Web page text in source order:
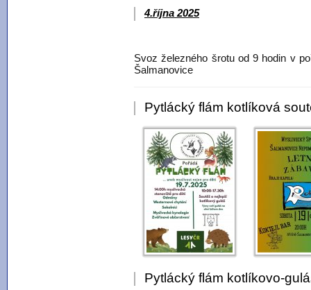
4.října 2025
Svoz železného šrotu od 9 hodin v
Šalmanovice
Pytlácký flám kotlíková
Pytlácký flám kotlíkovo-